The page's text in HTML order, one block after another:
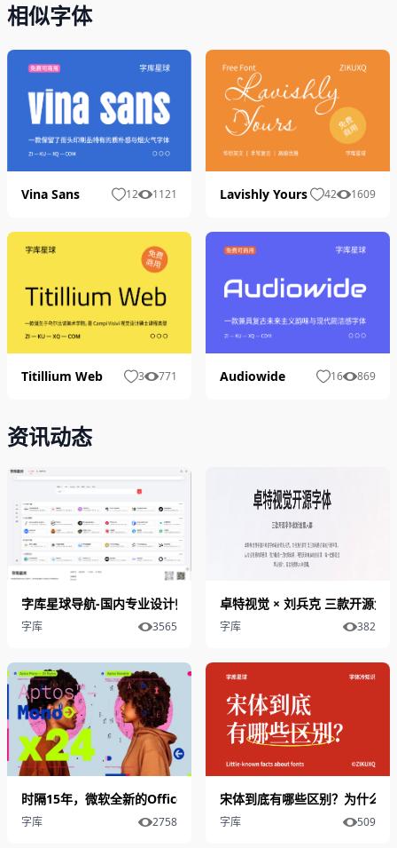
相似字体
Vina Sans 12 1121 Lavishly Yours 42 1609
Titillium Web 3 771 Audiowide 16 869
资讯动态
字库星球导航-国内专业设计师软件导航
字库 3565
卓特视觉 × 刘兵克 三款开源免
字库 382
时隔15年，微软全新的Office字体Aptos是如何设计出来的？
字库 2758
宋体到底有哪些区别？为什么
字库 509